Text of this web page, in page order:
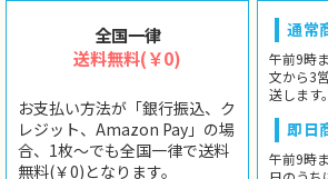
全国一律
送料無料(￥0)
お支払い方法が「銀行振込、ク
レジット、Amazon Pay」の場
合、1枚〜でも全国一律で送料
無料(￥0)となります。
通常
午前9時
文から3
送します。
即日
午前9時